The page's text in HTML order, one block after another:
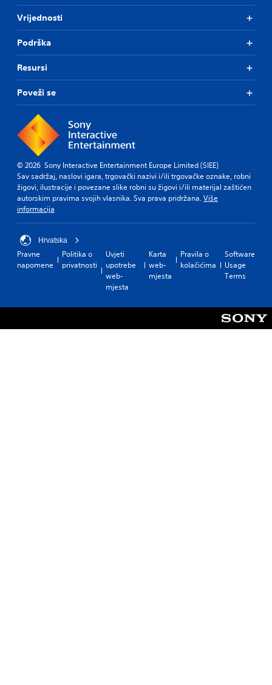
Vrijednosti
Podrška
Resursi
Poveži se
© 2026 Sony Interactive Entertainment Europe Limited (SIEE)
Sav sadržaj, naslovi igara, trgovački nazivi i/ili trgovačke oznake, robni
žigovi, ilustracije i povezane slike robni su žigovi i/ili materijal zaštićen
autorskim pravima svojih vlasnika. Sva prava pridržana.Više
informacija
Hrvatska
Pravne
napomene
Politika o
privatnosti
Uvjeti
upotrebe
web-
mjesta
Karta
web-
mjesta
Pravila o
kolačićima
Software
Usage
Terms